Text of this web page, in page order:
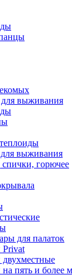
выживания
выживания
горючее
для палаток
Privat
двухместные
пять и более